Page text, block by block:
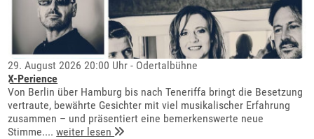
29. August 2026 20:00 Uhr - Odertalbühne
X-Perience
Von Berlin über Hamburg bis nach Teneriffa bringt die Besetzung
vertraute, bewährte Gesichter mit viel musikalischer Erfahrung
zusammen – und präsentiert eine bemerkenswerte neue
Stimme....weiter lesen